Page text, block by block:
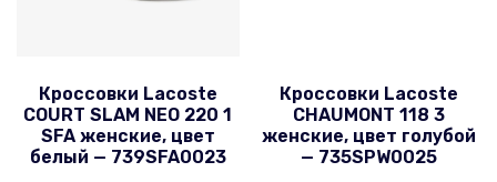
Кроссовки Lacoste
COURT SLAM NEO 220 1
SFA женские, цвет
белый — 739SFA0023
Кроссовки Lacoste
CHAUMONT 118 3
женские, цвет голубой
— 735SPW0025